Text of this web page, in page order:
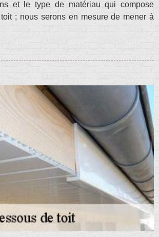
et le type de matériau qui compose
; nous serons en mesure de mener à